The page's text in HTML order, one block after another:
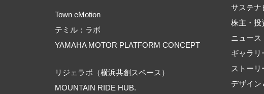
Town eMotion
テミル：ラボ
YAMAHA MOTOR PLATFORM CONCEPT
リジェラボ（横浜共創スペース）
MOUNTAIN RIDE HUB.
サステナ
株主・投
ニュース
ギャラリ
ストーリ
デザイン